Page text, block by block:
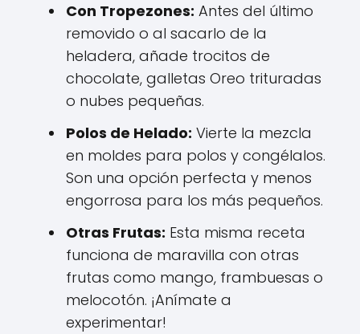
Con Tropezones: Antes del último
removido o al sacarlo de la
heladera, añade trocitos de
chocolate, galletas Oreo trituradas
o nubes pequeñas.
Polos de Helado: Vierte la mezcla
en moldes para polos y congélalos.
Son una opción perfecta y menos
engorrosa para los más pequeños.
Otras Frutas: Esta misma receta
funciona de maravilla con otras
frutas como mango, frambuesas o
melocotón. ¡Anímate a
experimentar!